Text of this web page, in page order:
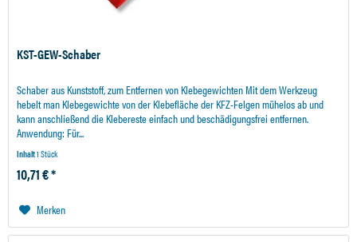
KST-GEW-Schaber
Schaber aus Kunststoff, zum Entfernen von Klebegewichten Mit dem Werkzeug
hebelt man Klebegewichte von der Klebefläche der KFZ-Felgen mühelos ab und
kann anschließend die Klebereste einfach und beschädigungsfrei entfernen.
Anwendung: Für...
Inhalt1 Stück
10,71 € *
Merken